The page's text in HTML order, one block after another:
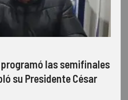
las semifinales
su Presidente César